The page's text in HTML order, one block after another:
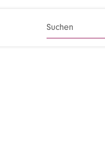
SUCHBEGRIFF